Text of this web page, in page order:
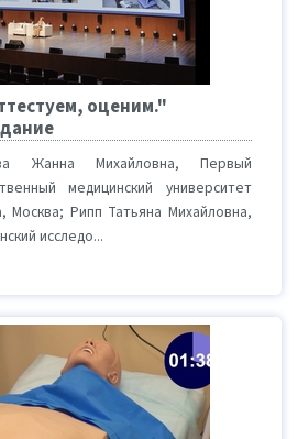
оценим."
Жанна Михайловна, Первый
медицинский университет
Рипп Татьяна Михайловна,
исследо...